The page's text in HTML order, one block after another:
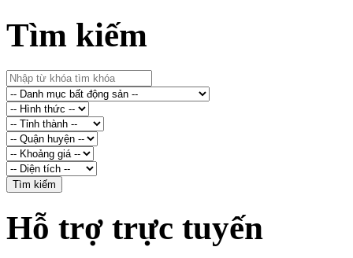
Tìm kiếm
Hỗ trợ trực tuyến